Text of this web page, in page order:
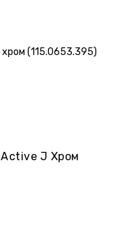
J Хром